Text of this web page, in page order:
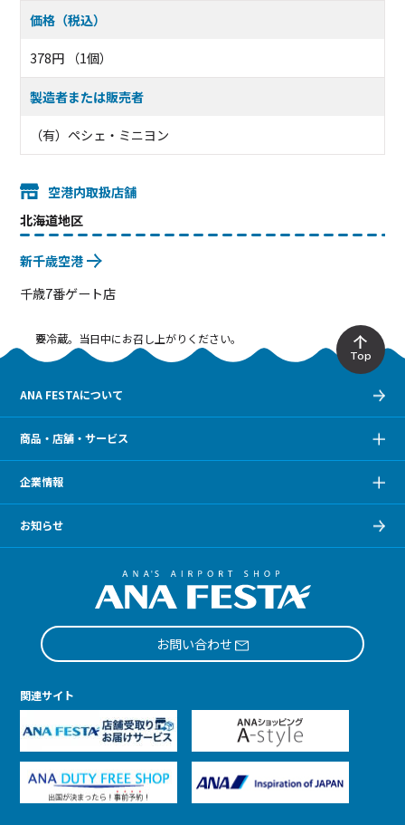
価格（税込）
378円 （1個）
製造者または販売者
（有）ペシェ・ミニヨン
空港内取扱店舗
北海道地区
新千歳空港
千歳7番ゲート店
要冷蔵。当日中にお召し上がりください。
Top
ANA FESTAについて
商品・店舗・サービス
企業情報
お知らせ
お問い合わせ
関連サイト